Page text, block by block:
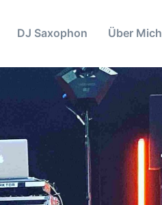
DJ Saxophon Über Mich